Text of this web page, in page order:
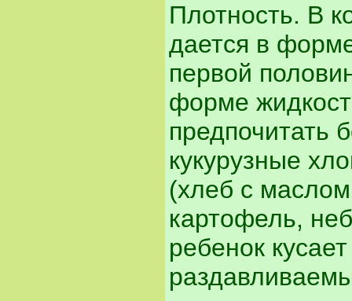
Плотность. В
дается в
первой
форме
предпочитать
кукурузные
(хлеб с
картофель,
ребенок